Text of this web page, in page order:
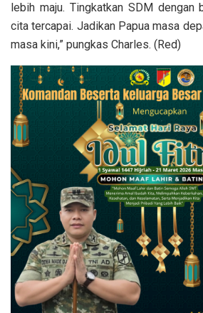
lebih maju. Tingkatkan SDM dengan
cita tercapai. Jadikan Papua masa
masa kini,” pungkas Charles. (Red)